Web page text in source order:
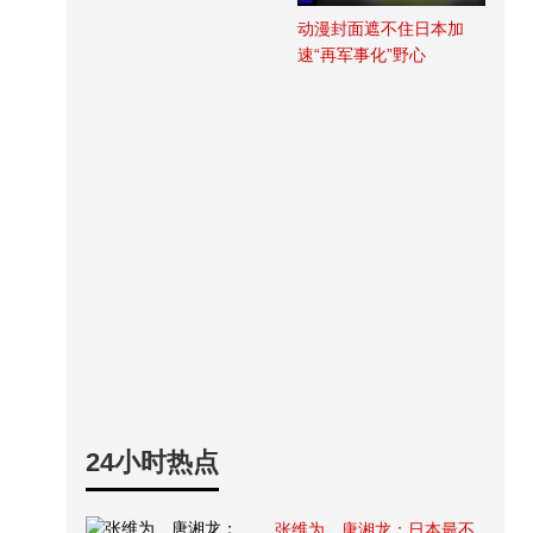
动漫封面遮不住日本加
速“再军事化”野心
24小时热点